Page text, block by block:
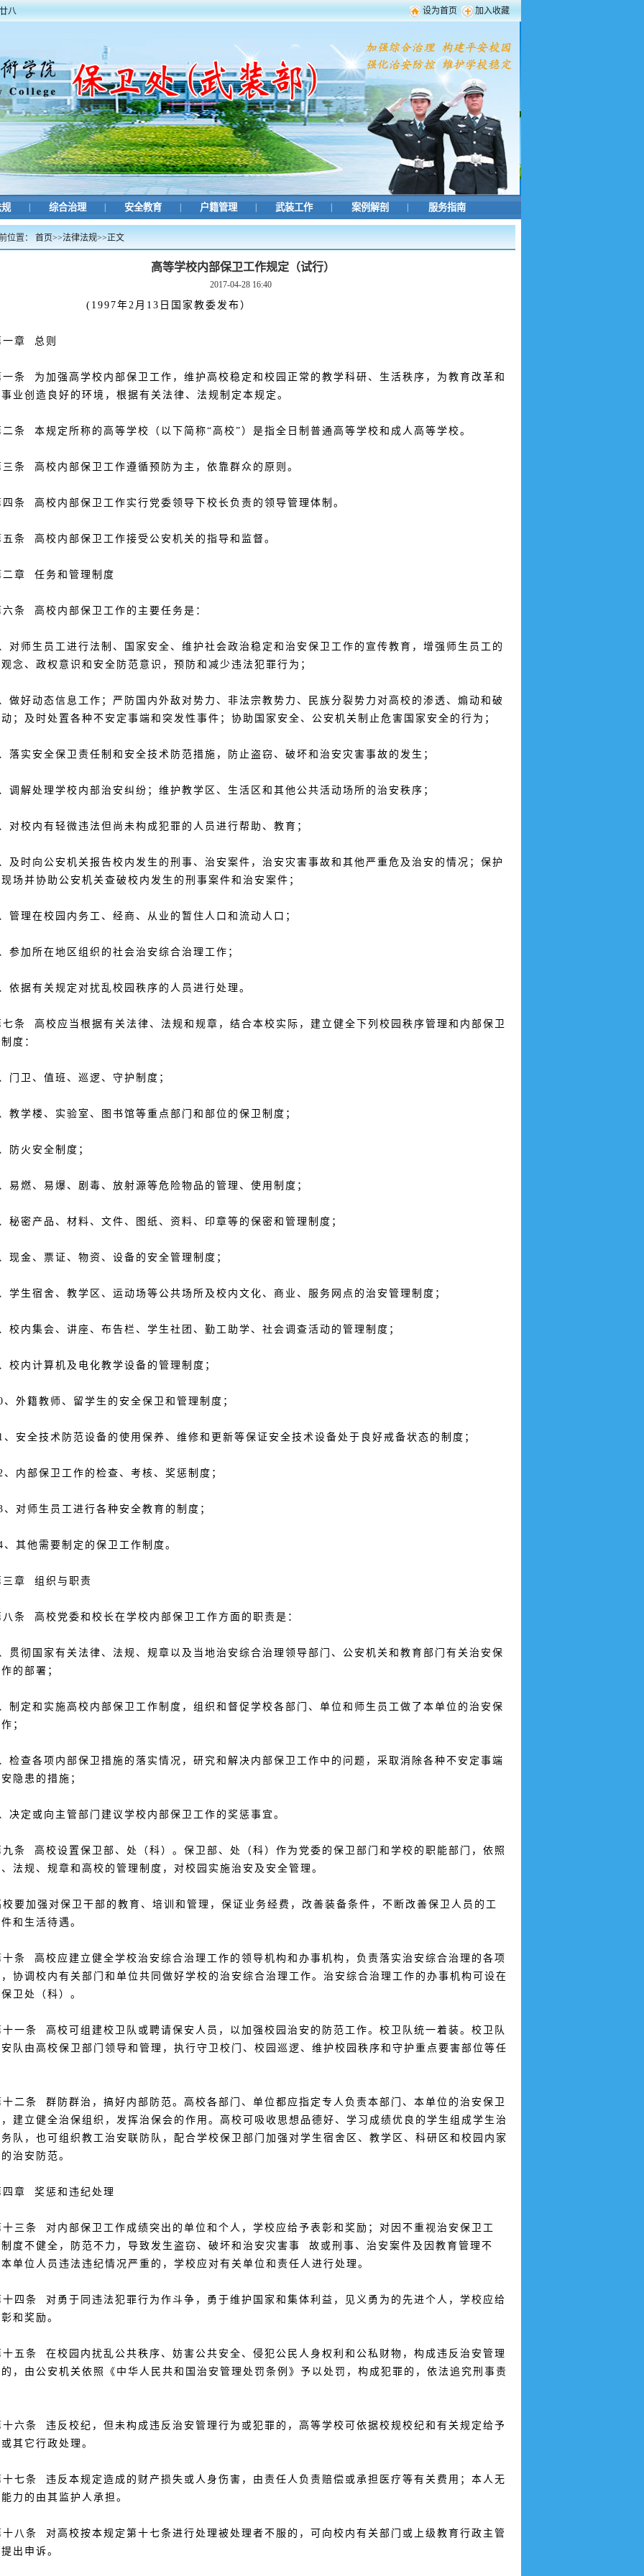
八 设为首页 加入收藏
规 综合治理 安全教育 户籍管理 武装工作 案例解剖 服务指南
位置： 首页>>法律法规>>正文
高等学校内部保卫工作规定（试行）
2017-04-28 16:40
年2月13日国家教委发布）
章 总则
条 为加强高学校内部保卫工作，维护高校稳定和校园正常的教学科研、生活秩序，为教育改革和
业创造良好的环境，根据有关法律、法规制定本规定。
条 本规定所称的高等学校（以下简称“高校”）是指全日制普通高等学校和成人高等学校。
条 高校内部保卫工作遵循预防为主，依靠群众的原则。
条 高校内部保卫工作实行党委领导下校长负责的领导管理体制。
条 高校内部保卫工作接受公安机关的指导和监督。
章 任务和管理制度
条 高校内部保卫工作的主要任务是：
师生员工进行法制、国家安全、维护社会政治稳定和治安保卫工作的宣传教育，增强师生员工的
念、政权意识和安全防范意识，预防和减少违法犯罪行为；
好动态信息工作；严防国内外敌对势力、非法宗教势力、民族分裂势力对高校的渗透、煽动和破
；及时处置各种不安定事端和突发性事件；协助国家安全、公安机关制止危害国家安全的行为；
实安全保卫责任制和安全技术防范措施，防止盗窃、破坏和治安灾害事故的发生；
解处理学校内部治安纠纷；维护教学区、生活区和其他公共活动场所的治安秩序；
校内有轻微违法但尚未构成犯罪的人员进行帮助、教育；
时向公安机关报告校内发生的刑事、治安案件，治安灾害事故和其他严重危及治安的情况；保护
场并协助公安机关查破校内发生的刑事案件和治安案件；
理在校园内务工、经商、从业的暂住人口和流动人口；
加所在地区组织的社会治安综合治理工作；
据有关规定对扰乱校园秩序的人员进行处理。
条 高校应当根据有关法律、法规和规章，结合本校实际，建立健全下列校园秩序管理和内部保卫
度：
卫、值班、巡逻、守护制度；
学楼、实验室、图书馆等重点部门和部位的保卫制度；
火安全制度；
燃、易爆、剧毒、放射源等危险物品的管理、使用制度；
密产品、材料、文件、图纸、资料、印章等的保密和管理制度；
金、票证、物资、设备的安全管理制度；
生宿舍、教学区、运动场等公共场所及校内文化、商业、服务网点的治安管理制度；
内集会、讲座、布告栏、学生社团、勤工助学、社会调查活动的管理制度；
内计算机及电化教学设备的管理制度；
外籍教师、留学生的安全保卫和管理制度；
安全技术防范设备的使用保养、维修和更新等保证安全技术设备处于良好戒备状态的制度；
内部保卫工作的检查、考核、奖惩制度；
对师生员工进行各种安全教育的制度；
其他需要制定的保卫工作制度。
章 组织与职责
条 高校党委和校长在学校内部保卫工作方面的职责是：
彻国家有关法律、法规、规章以及当地治安综合治理领导部门、公安机关和教育部门有关治安保
作的部署；
定和实施高校内部保卫工作制度，组织和督促学校各部门、单位和师生员工做了本单位的治安保
；
查各项内部保卫措施的落实情况，研究和解决内部保卫工作中的问题，采取消除各种不安定事端
隐患的措施；
定或向主管部门建议学校内部保卫工作的奖惩事宜。
条 高校设置保卫部、处（科）。保卫部、处（科）作为党委的保卫部门和学校的职能部门，依照
法规、规章和高校的管理制度，对校园实施治安及安全管理。
要加强对保卫干部的教育、培训和管理，保证业务经费，改善装备条件，不断改善保卫人员的工
和生活待遇。
条 高校应建立健全学校治安综合治理工作的领导机构和办事机构，负责落实治安综合治理的各项
协调校内有关部门和单位共同做好学校的治安综合治理工作。治安综合治理工作的办事机构可设在
卫处（科）。
一条 高校可组建校卫队或聘请保安人员，以加强校园治安的防范工作。校卫队统一着装。校卫队
队由高校保卫部门领导和管理，执行守卫校门、校园巡逻、维护校园秩序和守护重点要害部位等任
二条 群防群治，搞好内部防范。高校各部门、单位都应指定专人负责本部门、本单位的治安保卫
，建立健全治保组织，发挥治保会的作用。高校可吸收思想品德好、学习成绩优良的学生组成学生治
务队，也可组织教工治安联防队，配合学校保卫部门加强对学生宿舍区、教学区、科研区和校园内家
治安防范。
章 奖惩和违纪处理
三条 对内部保卫工作成绩突出的单位和个人，学校应给予表彰和奖励；对因不重视治安保卫工
度不健全，防范不力，导致发生盗窃、破坏和治安灾害事 故或刑事、治安案件及因教育管理不
单位人员违法违纪情况严重的，学校应对有关单位和责任人进行处理。
四条 对勇于同违法犯罪行为作斗争，勇于维护国家和集体利益，见义勇为的先进个人，学校应给
和奖励。
五条 在校园内扰乱公共秩序、妨害公共安全、侵犯公民人身权利和公私财物，构成违反治安管理
，由公安机关依照《中华人民共和国治安管理处罚条例》予以处罚，构成犯罪的，依法追究刑事责
六条 违反校纪，但未构成违反治安管理行为或犯罪的，高等学校可依据校规校纪和有关规定给予
其它行政处理。
七条 违反本规定造成的财产损失或人身伤害，由责任人负责赔偿或承担医疗等有关费用；本人无
力的由其监护人承担。
八条 对高校按本规定第十七条进行处理被处理者不服的，可向校内有关部门或上级教育行政主管
出申诉。